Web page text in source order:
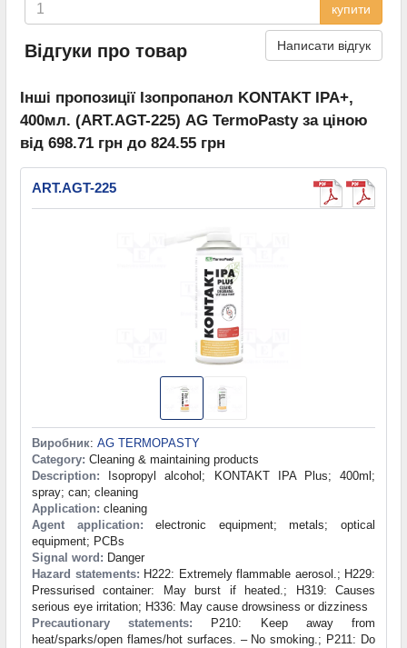
купити
Відгуки про товар Написати відгук
Інші пропозиції Ізопропанол KONTAKT IPA+,
400мл. (ART.AGT-225) AG TermoPasty за ціною
від 698.71 грн до 824.55 грн
ART.AGT-225
Виробник: AG TERMOPASTY
Category: Cleaning & maintaining products
Description: Isopropyl alcohol; KONTAKT IPA Plus; 400ml;
spray; can; cleaning
Application: cleaning
Agent application: electronic equipment; metals; optical
equipment; PCBs
Signal word: Danger
Hazard statements: H222: Extremely flammable aerosol.; H229:
Pressurised container: May burst if heated.; H319: Causes
serious eye irritation; H336: May cause drowsiness or dizziness
Precautionary statements: P210: Keep away from
heat/sparks/open flames/hot surfaces. – No smoking.; P211: Do